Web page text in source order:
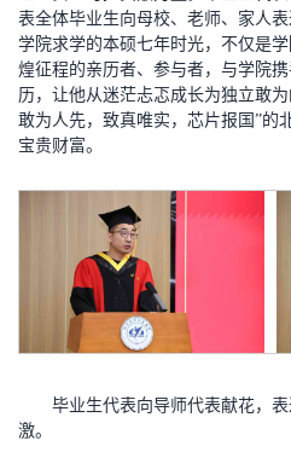
表全体毕业生向母校、老师、家人
学院求学的本硕七年时光，不仅是
煌征程的亲历者、参与者，与学院
历，让他从迷茫忐忑成长为独立敢
敢为人先，致真唯实，芯片报国”的
宝贵财富。
毕业生代表向导师代表献花，
激。